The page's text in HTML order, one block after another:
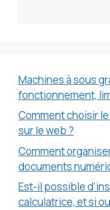
Machines à sous
fonctionnement,
Comment choisir
sur le web ?
Comment
documents
Est-il possible
calculatrice, et si